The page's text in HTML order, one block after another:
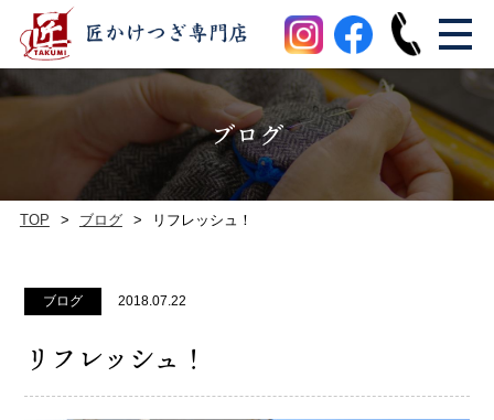
ブログ
TOP ブログ リフレッシュ！
ブログ 2018.07.22
リフレッシュ！